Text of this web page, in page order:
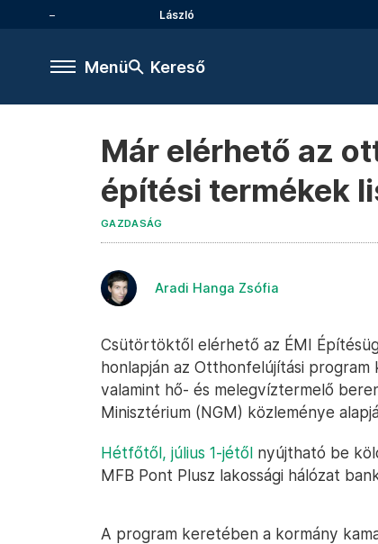
László
Menü Kereső
Már elérhető az
építési termékek
GAZDASÁG
Aradi Hanga Zsófia
Csütörtöktől elérhető az ÉMI
honlapján az Otthonfelújítási
valamint hő- és melegvíztermelő
Minisztérium (NGM) közleménye
Hétfőtől, július 1-jétől nyújtható be
MFB Pont Plusz lakossági hálózat
A program keretében a kormány